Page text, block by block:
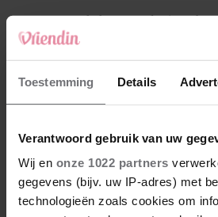
Toestemming Details
Verantwoord gebruik van uw
Wij en onze 1022 partners
gegevens (bijv. uw IP-adres) met
technologieën zoals cookies om
4 Makelaar Mandy: ‘Een
Een foto. Mijn lijf reageert’
5 Makelaar Mandy:
Hij sprak eng kalm’
Nieuw